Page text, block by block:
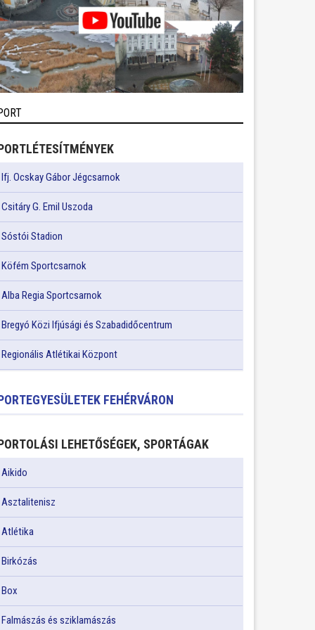
Ifj. Ocskay Gábor Jégcsarnok
Csitáry G. Emil Uszoda
Sóstói Stadion
Köfém Sportcsarnok
Alba Regia Sportcsarnok
Bregyó Közi Ifjúsági és Szabadidőcentrum
Regionális Atlétikai Központ
FEHÉRVÁRON
LEHETŐSÉGEK, SPORTÁGAK
Aikido
Asztalitenisz
Atlétika
Birkózás
Box
Falmászás és sziklamászás